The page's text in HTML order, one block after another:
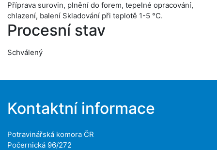
Příprava surovin, plnění do forem, tepelné opracování,
chlazení, balení Skladování při teplotě 1-5 °C.
Procesní stav
Schválený
Kontaktní informace
Potravinářská komora ČR
Počernická 96/272